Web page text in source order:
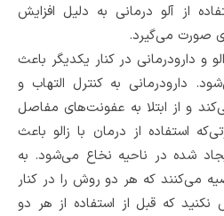
از آلو درمانی به دلیل افزایش
صورت می‌گیرد.
و دارودرمانی در کنار یکدیگر باعث
دارودرمانی به کنترل التهاب و
و از ابتلا به عفونت‌های مفاصل
استفاده از درمان با زالو باعث
شده در ناحیه نخاع می‌شود. به
می‌کنند که هر دو روش را در کنار
نکنید که قبل از استفاده از هر دو